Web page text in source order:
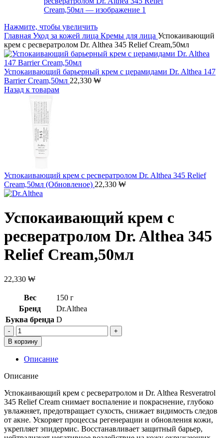
Нажмите, чтобы увеличить
Главная Уход за кожей лица Кремы для лица Успокаивающий
крем с ресвератролом Dr. Althea 345 Relief Cream,50мл
Успокаивающий барьерный крем с церамидами Dr. Althea 147
Barrier Cream,50мл 22,330 ₩
Назад к товарам
Успокаивающий крем с ресвератролом Dr. Althea 345 Relief
Cream,50мл (Обновленое) 22,330 ₩
Успокаивающий крем с
ресвератролом Dr. Althea 345
Relief Cream,50мл
22,330 ₩
Вес
150 г
Бренд
Dr.Althea
Буква бренда D
Количество
товара
Успокаивающий
крем
ресвератролом
Althea
345
Relief
Cream,50мл
В корзину
Описание
Описание
Успокаивающий крем с ресвератролом и Dr. Althea Resveratrol
345 Relief Cream снимает воспаление и покраснение, глубоко
увлажняет, предотвращает сухость, снижает видимость следов
от акне. Ускоряет процессы регенерации и обновления кожи,
укрепляет эпидермис. Восстанавливает защитный барьер,